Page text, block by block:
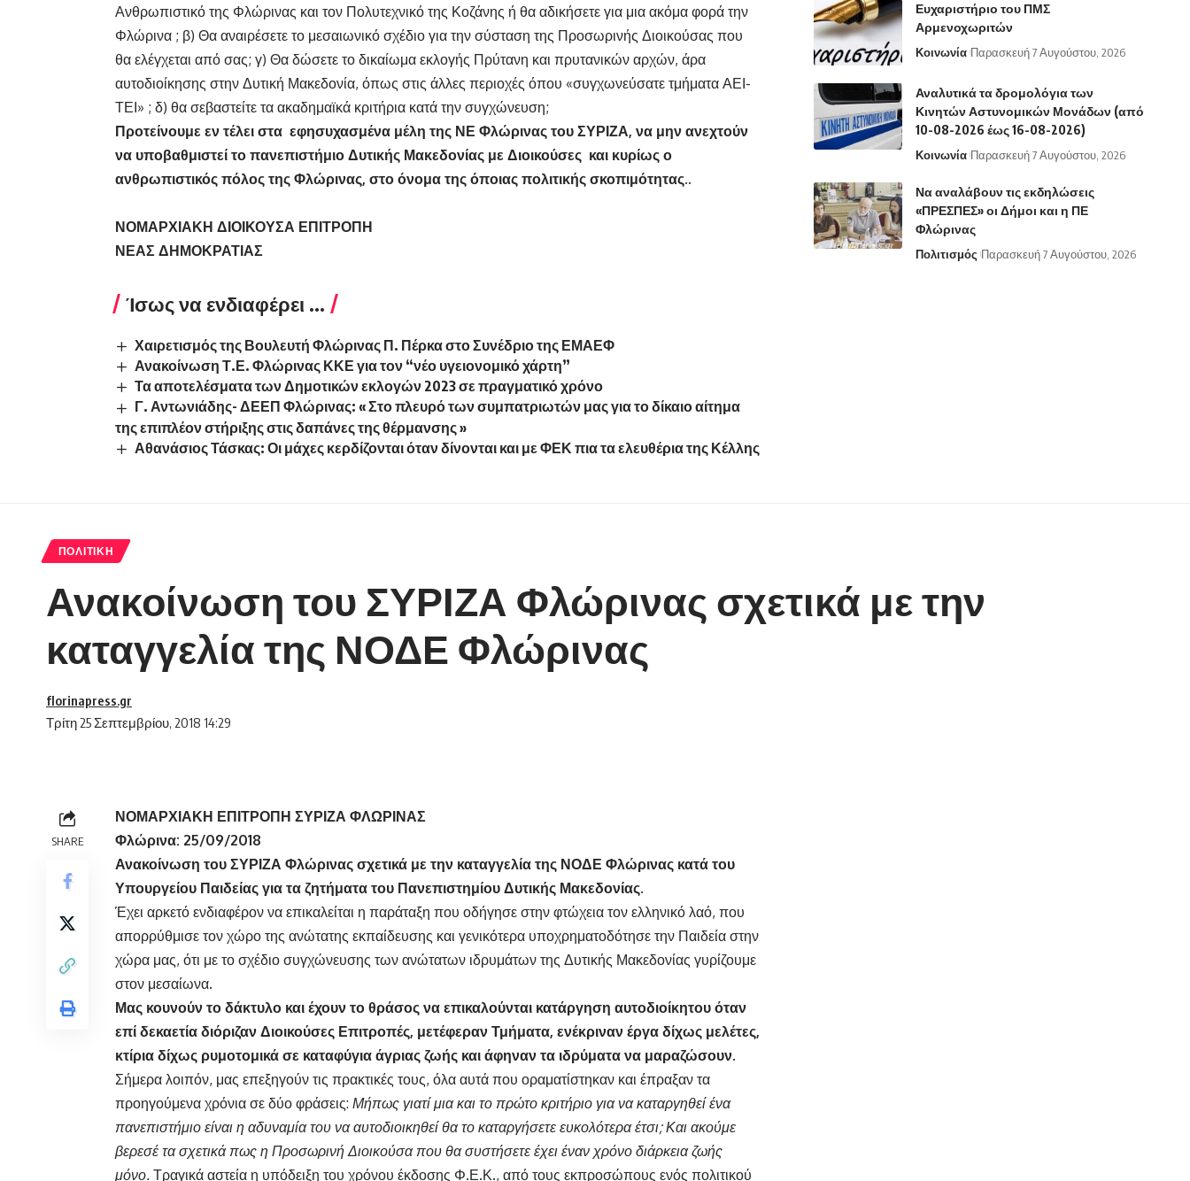
Ανθρωπιστικό της Φλώρινας και τον Πολυτεχνικό της Κοζάνης ή θα αδικήσετε για μια ακόμα φορά την
Φλώρινα ; β) Θα αναιρέσετε το μεσαιωνικό σχέδιο για την σύσταση της Προσωρινής Διοικούσας που
θα ελέγχεται από σας; γ) Θα δώσετε το δικαίωμα εκλογής Πρύτανη και πρυτανικών αρχών, άρα
αυτοδιοίκησης στην Δυτική Μακεδονία, όπως στις άλλες περιοχές όπου «συγχωνεύσατε τμήματα ΑΕΙ-
ΤΕΙ» ; δ) θα σεβαστείτε τα ακαδημαϊκά κριτήρια κατά την συγχώνευση;
Προτείνουμε εν τέλει στα εφησυχασμένα μέλη της ΝΕ Φλώρινας του ΣΥΡΙΖΑ, να μην ανεχτούν
να υποβαθμιστεί το πανεπιστήμιο Δυτικής Μακεδονίας με Διοικούσες και κυρίως ο
ανθρωπιστικός πόλος της Φλώρινας, στο όνομα της όποιας πολιτικής σκοπιμότητας..
ΝΟΜΑΡΧΙΑΚΗ ΔΙΟΙΚΟΥΣΑ ΕΠΙΤΡΟΠΗ
ΝΕΑΣ ΔΗΜΟΚΡΑΤΙΑΣ
Ίσως να ενδιαφέρει ...
Χαιρετισμός της Βουλευτή Φλώρινας Π. Πέρκα στο Συνέδριο της ΕΜΑΕΦ
Ανακοίνωση Τ.Ε. Φλώρινας ΚΚΕ για τον “νέο υγειονομικό χάρτη”
Τα αποτελέσματα των Δημοτικών εκλογών 2023 σε πραγματικό χρόνο
Γ. Αντωνιάδης- ΔΕΕΠ Φλώρινας: « Στο πλευρό των συμπατριωτών μας για το δίκαιο αίτημα
της επιπλέον στήριξης στις δαπάνες της θέρμανσης »
Αθανάσιος Τάσκας: Οι μάχες κερδίζονται όταν δίνονται και με ΦΕΚ πια τα ελευθέρια της Κέλλης
Ευχαριστήριο του ΠΜΣ
Αρμενοχωριτών
Κοινωνία Παρασκευή 7 Αυγούστου, 2026
Αναλυτικά τα δρομολόγια των
Κινητών Αστυνομικών Μονάδων (από
10-08-2026 έως 16-08-2026)
Κοινωνία Παρασκευή 7 Αυγούστου, 2026
Να αναλάβουν τις εκδηλώσεις
«ΠΡΕΣΠΕΣ» οι Δήμοι και η ΠΕ
Φλώρινας
Πολιτισμός Παρασκευή 7 Αυγούστου, 2026
ΠΟΛΙΤΙΚΉ
Ανακοίνωση του ΣΥΡΙΖΑ Φλώρινας σχετικά με την
καταγγελία της ΝΟΔΕ Φλώρινας
Τρίτη 25 Σεπτεμβρίου, 2018 14:29
florinapress.gr
SHARE
ΝΟΜΑΡΧΙΑΚΗ ΕΠΙΤΡΟΠΗ ΣΥΡΙΖΑ ΦΛΩΡΙΝΑΣ
Φλώρινα: 25/09/2018
Ανακοίνωση του ΣΥΡΙΖΑ Φλώρινας σχετικά με την καταγγελία της ΝΟΔΕ Φλώρινας κατά του
Υπουργείου Παιδείας για τα ζητήματα του Πανεπιστημίου Δυτικής Μακεδονίας.
Έχει αρκετό ενδιαφέρον να επικαλείται η παράταξη που οδήγησε στην φτώχεια τον ελληνικό λαό, που
απορρύθμισε τον χώρο της ανώτατης εκπαίδευσης και γενικότερα υποχρηματοδότησε την Παιδεία στην
χώρα μας, ότι με το σχέδιο συγχώνευσης των ανώτατων ιδρυμάτων της Δυτικής Μακεδονίας γυρίζουμε
στον μεσαίωνα.
Μας κουνούν το δάκτυλο και έχουν το θράσος να επικαλούνται κατάργηση αυτοδιοίκητου όταν
επί δεκαετία διόριζαν Διοικούσες Επιτροπές, μετέφεραν Τμήματα, ενέκριναν έργα δίχως μελέτες,
κτίρια δίχως ρυμοτομικά σε καταφύγια άγριας ζωής και άφηναν τα ιδρύματα να μαραζώσουν.
Σήμερα λοιπόν, μας επεξηγούν τις πρακτικές τους, όλα αυτά που οραματίστηκαν και έπραξαν τα
προηγούμενα χρόνια σε δύο φράσεις: Μήπως γιατί μια και το πρώτο κριτήριο για να καταργηθεί ένα
πανεπιστήμιο είναι η αδυναμία του να αυτοδιοικηθεί θα το καταργήσετε ευκολότερα έτσι; Και ακούμε
βερεσέ τα σχετικά πως η Προσωρινή Διοικούσα που θα συστήσετε έχει έναν χρόνο διάρκεια ζωής
μόνο. Τραγικά αστεία η υπόδειξη του χρόνου έκδοσης Φ.Ε.Κ., από τους εκπροσώπους ενός πολιτικού